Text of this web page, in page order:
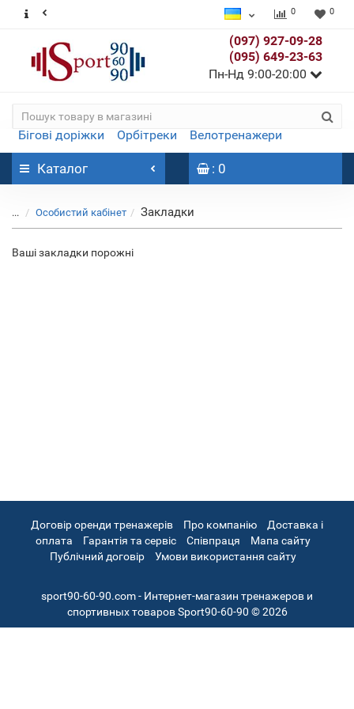
0 0
(097) 927-09-28
(095) 649-23-63
Пн-Нд 9:00-20:00
Бігові доріжки Орбітреки Велотренажери
Каталог : 0
... Особистий кабінет Закладки
Ваші закладки порожні
Договір оренди тренажерів Про компанію
Доставка і
оплата
Гарантія та сервіс Співпраця
Мапа сайту
Публічний договір
Умови використання сайту
sport90-60-90.com - Интернет-магазин тренажеров и
спортивных товаров Sport90-60-90 © 2026